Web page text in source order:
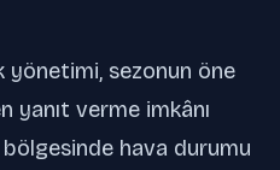
yönetimi, sezonun öne
yanıt verme imkânı
hava durumu